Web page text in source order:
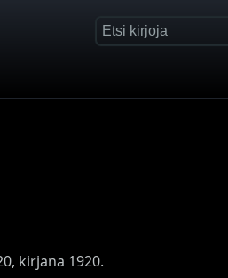
kirjana 1920.